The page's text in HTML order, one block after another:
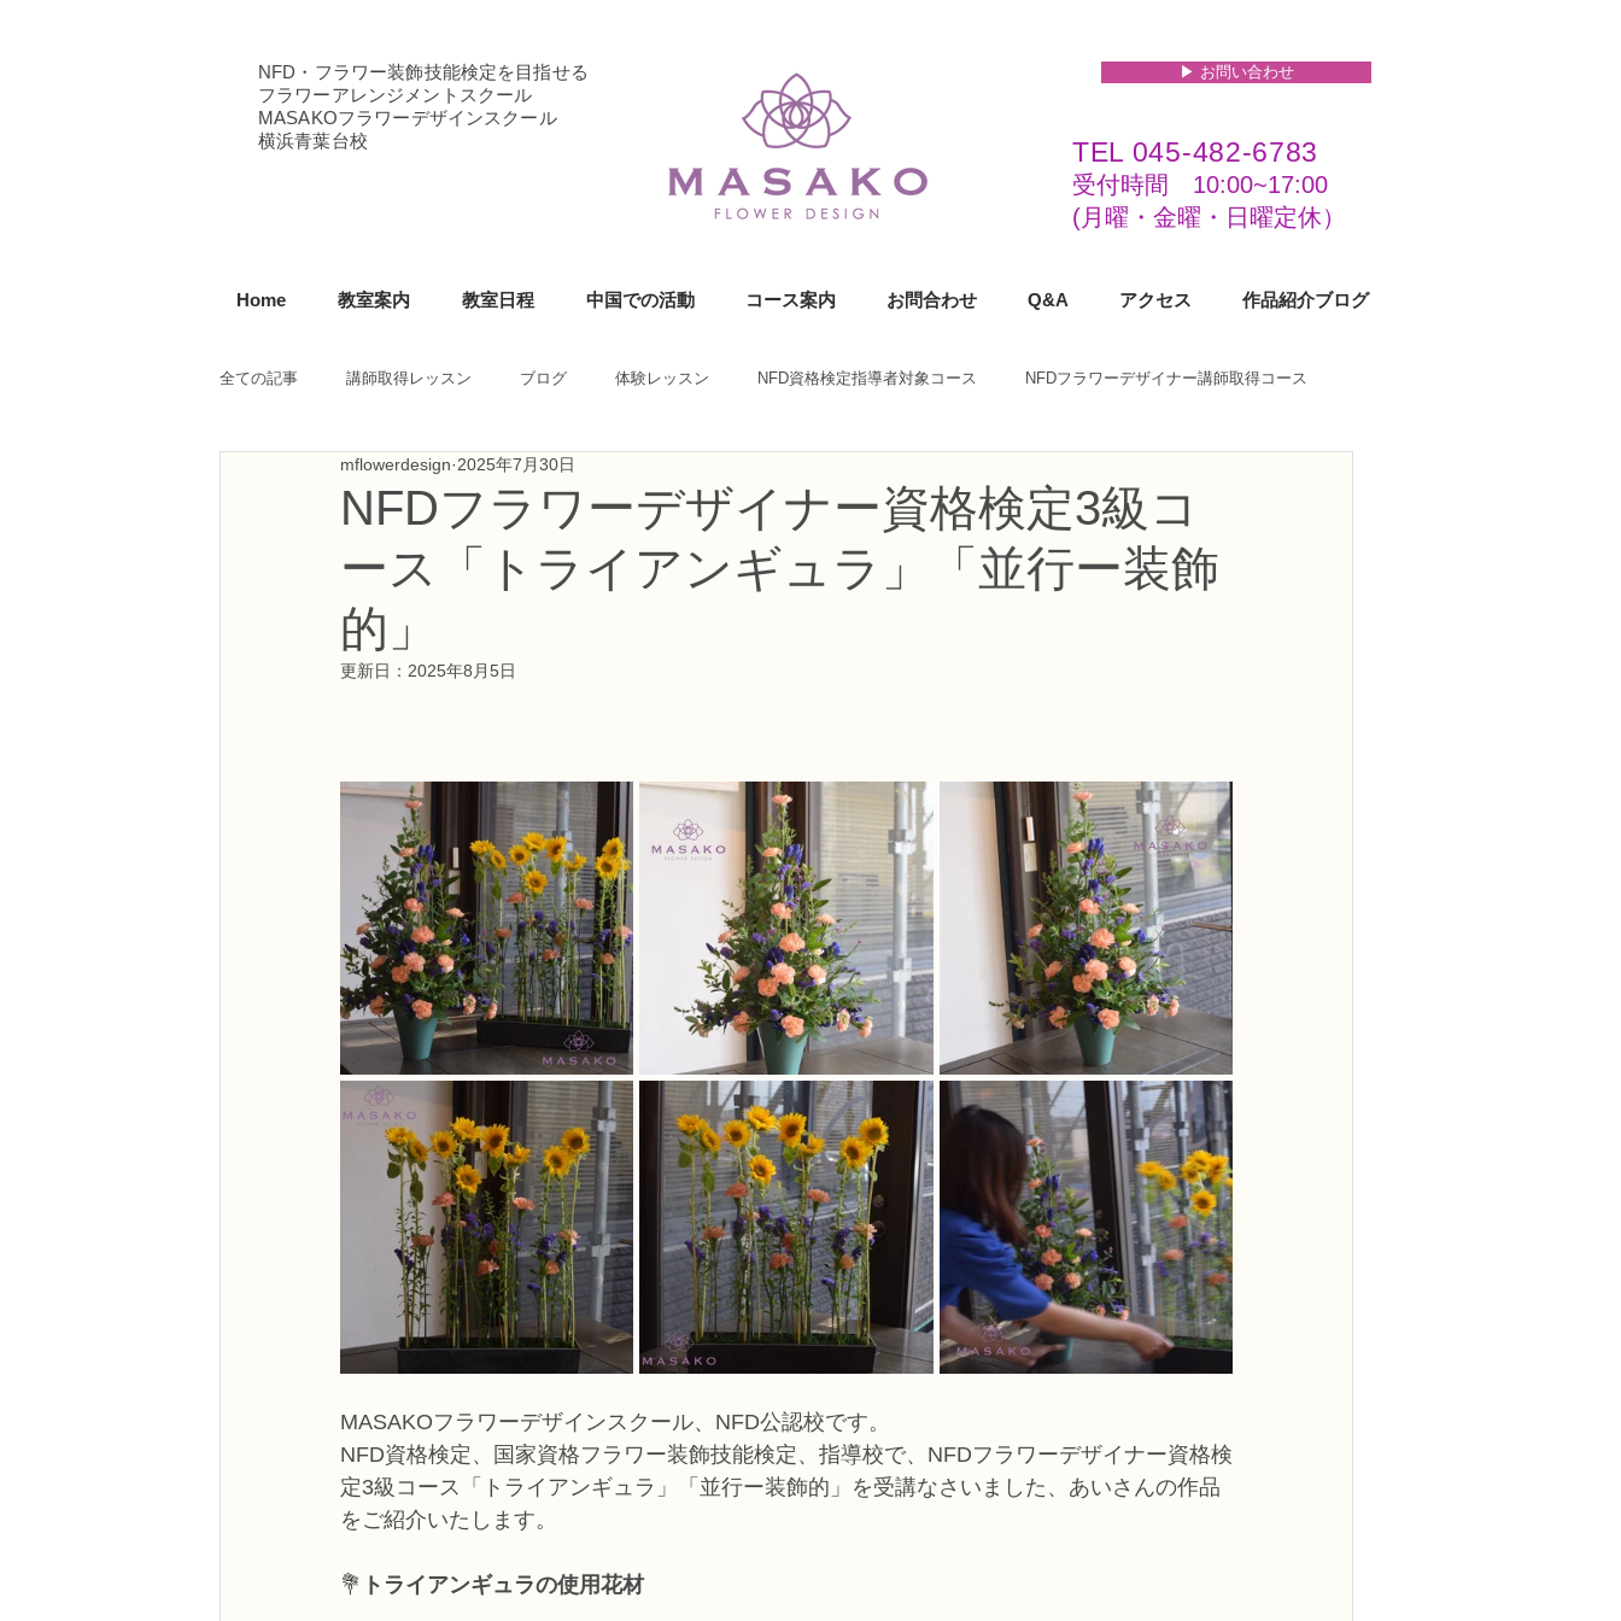
NFD・フラワー装飾技能検定を目指せる
フラワーアレンジメントスクール
MASAKOフラワーデザインスクール
横浜青葉台校
▶︎ お問い合わせ
TEL 045-482-6783
受付時間 10:00~17:00​​​
(​月曜・金曜・日曜定休）
Home 教室案内 教室日程 中国での活動 コース案内 お問合わせ Q&A アクセス 作品紹介ブログ
全ての記事 講師取得レッスン ブログ 体験レッスン NFD資格検定指導者対象コース NFDフラワーデザイナー講師取得コース
NFD講師研究科コース NFDフラワーデザイナー資格検定1級コース
NFDフラワーデザイナー資格検定3級コース フラワー装飾技能検定1級レッスン フラワー装飾技能士検定2級
フラワー装飾技能検定3級 趣味で楽しむフラワーレッスン
NFDディプロマインドアガーデニングコース NFDベーシックマスターコース キッズフラワーレッス トピックス
教室からのお知らせ
NFDフラワーデザイナー資格検定3級コ
ース「トライアンギュラ」「並行ー装飾
的」
mflowerdesign 2025年7月30日
更新日： 2025年8月5日
MASAKOフラワーデザインスクール、NFD公認校です。
NFD資格検定、国家資格フラワー装飾技能検定、指導校で、NFDフラワーデザイナー資格検
定3級コース「トライアンギュラ」「並行ー装飾的」を受講なさいました、あいさんの作品
をご紹介いたします。
💐 トライアンギュラの使用花材